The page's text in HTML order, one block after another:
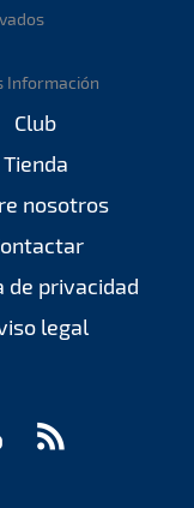
Información
Club
Tienda
nosotros
de privacidad
legal